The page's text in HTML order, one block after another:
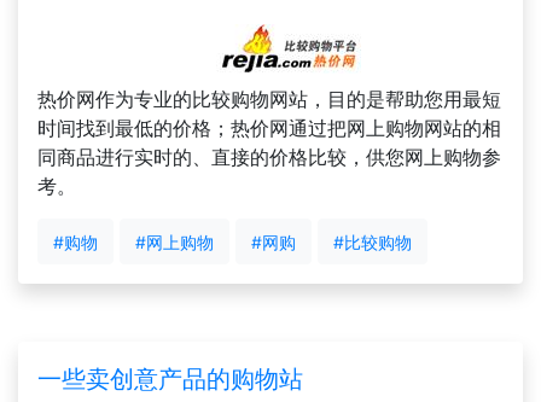
热价网作为专业的比较购物网站，目的是帮助您用最短
时间找到最低的价格；热价网通过把网上购物网站的相
同商品进行实时的、直接的价格比较，供您网上购物参
考。
#购物 #网上购物 #网购 #比较购物
一些卖创意产品的购物站